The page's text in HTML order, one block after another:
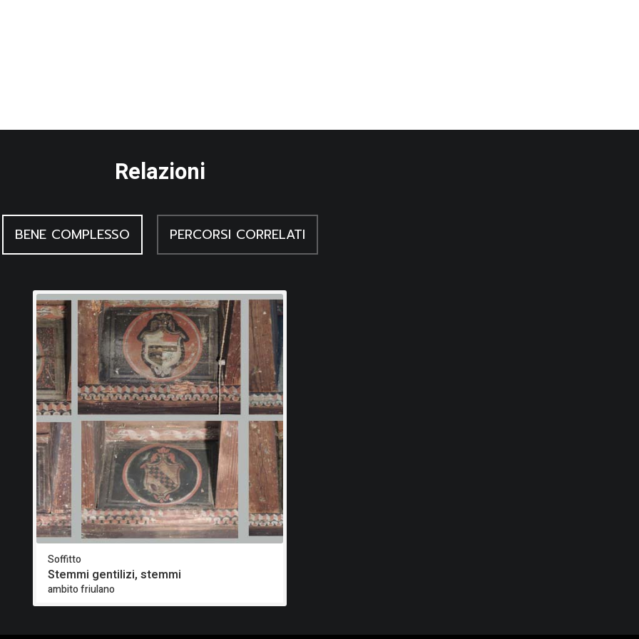
Relazioni
BENE COMPLESSO PERCORSI CORRELATI
Soffitto
Stemmi gentilizi, stemmi
ambito friulano